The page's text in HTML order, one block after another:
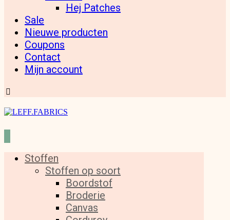
Hej Patches
Sale
Nieuwe producten
Coupons
Contact
Mijn account
Stoffen
Stoffen op soort
Boordstof
Broderie
Canvas